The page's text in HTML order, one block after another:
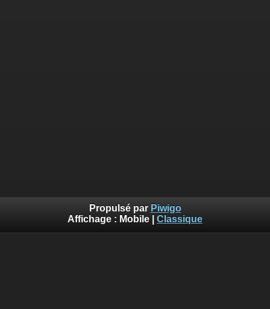
Propulsé par Piwigo
Affichage : Mobile Classique